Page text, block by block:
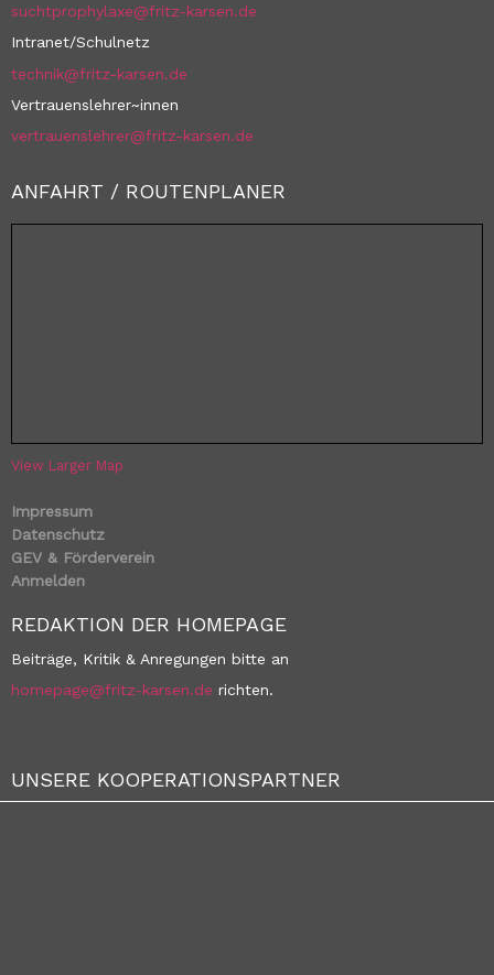
suchtprophylaxe@fritz-karsen.de
Intranet/Schulnetz
technik@fritz-karsen.de
Vertrauenslehrer~innen
vertrauenslehrer@fritz-karsen.de
ANFAHRT / ROUTENPLANER
View Larger Map
Impressum
Datenschutz
GEV & Förderverein
Anmelden
REDAKTION DER HOMEPAGE
Beiträge, Kritik & Anregungen bitte an
homepage@fritz-karsen.de richten.
UNSERE KOOPERATIONSPARTNER